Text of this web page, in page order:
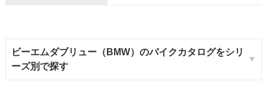
ビーエムダブリュー（BMW）のバイクカタログをシリ
ーズ別で探す